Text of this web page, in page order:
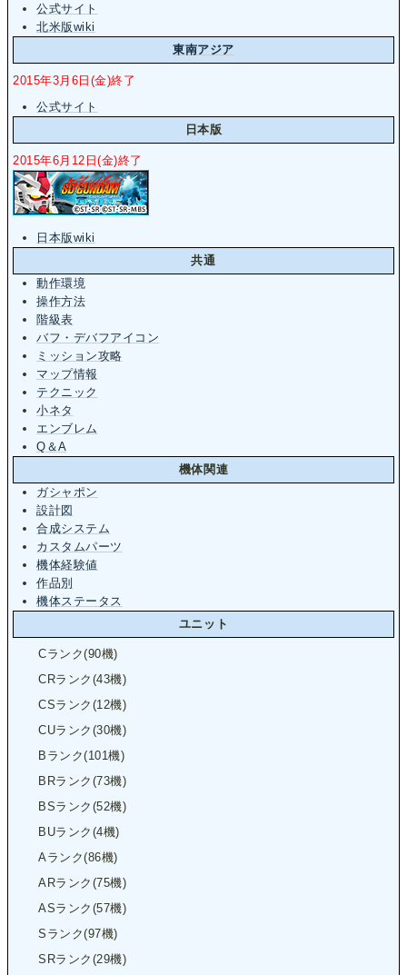
公式サイト
北米版wiki
東南アジア
2015年3月6日(金)終了
公式サイト
日本版
2015年6月12日(金)終了
日本版wiki
共通
動作環境
操作方法
階級表
バフ・デバフアイコン
ミッション攻略
マップ情報
テクニック
小ネタ
エンブレム
Q＆A
機体関連
ガシャポン
設計図
合成システム
カスタムパーツ
機体経験値
作品別
機体ステータス
ユニット
Cランク(90機)
CRランク(43機)
CSランク(12機)
CUランク(30機)
Bランク(101機)
BRランク(73機)
BSランク(52機)
BUランク(4機)
Aランク(86機)
ARランク(75機)
ASランク(57機)
Sランク(97機)
SRランク(29機)